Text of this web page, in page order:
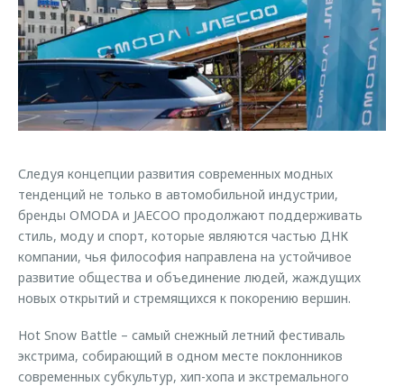
Страхование
Кредитный калькулятор
Аксессуары
Одежда и сувениры
Запчасти
Трейд-ин
Калькулятор трейд-ин
Клиентская поддержка
O&J Автоклуб
Клуб владельцев OMODA
Приложение O&J
Одежда и сувениры
Оригинальные аксессуары
Запчасти
Обратная связь
Следуя концепции развития современных модных
тенденций не только в автомобильной индустрии,
бренды OMODA и JAECOO продолжают поддерживать
стиль, моду и спорт, которые являются частью ДНК
компании, чья философия направлена на устойчивое
развитие общества и объединение людей, жаждущих
новых открытий и стремящихся к покорению вершин.
Hot Snow Battle – самый снежный летний фестиваль
экстрима, собирающий в одном месте поклонников
современных субкультур, хип-хопа и экстремального